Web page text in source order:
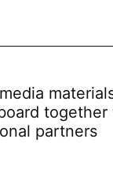
partners